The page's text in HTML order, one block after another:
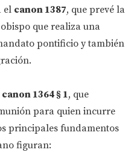
el canon 1387, que prevé la
que realiza una
pontificio y también
canon 1364 § 1, que
para quien incurre
principales fundamentos
figuran: